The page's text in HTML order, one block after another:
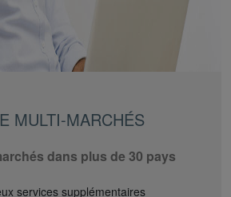
MULTI-MARCHÉS
dans plus de 30 pays
services supplémentaires